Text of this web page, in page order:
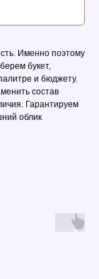
Именно поэтому
букет,
и бюджету.
состав
Гарантируем
облик